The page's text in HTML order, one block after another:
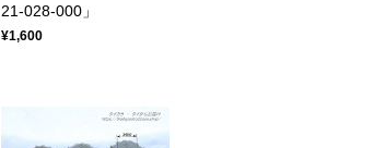
21-028-000」
¥1,600